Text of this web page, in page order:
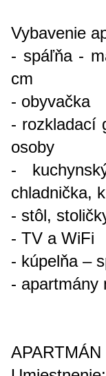
Vybavenie
- spáľňa -
cm
- obyvačka
- rozkladací
osoby
-
chladnička,
- stôl,
- TV a WiFi
- kúpelňa –
- apartmány